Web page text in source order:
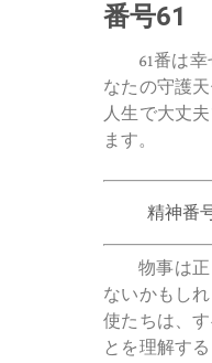
番号61
61番は
なたの守護
人生で大丈
ます。
精神番
物事は
ないかもし
使たちは、
とを理解す